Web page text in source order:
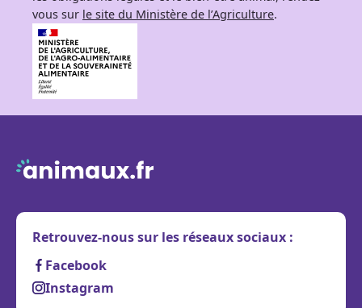
vous sur le site du Ministère de l’Agriculture.
Retrouvez-nous sur les réseaux sociaux :
Facebook
Instagram